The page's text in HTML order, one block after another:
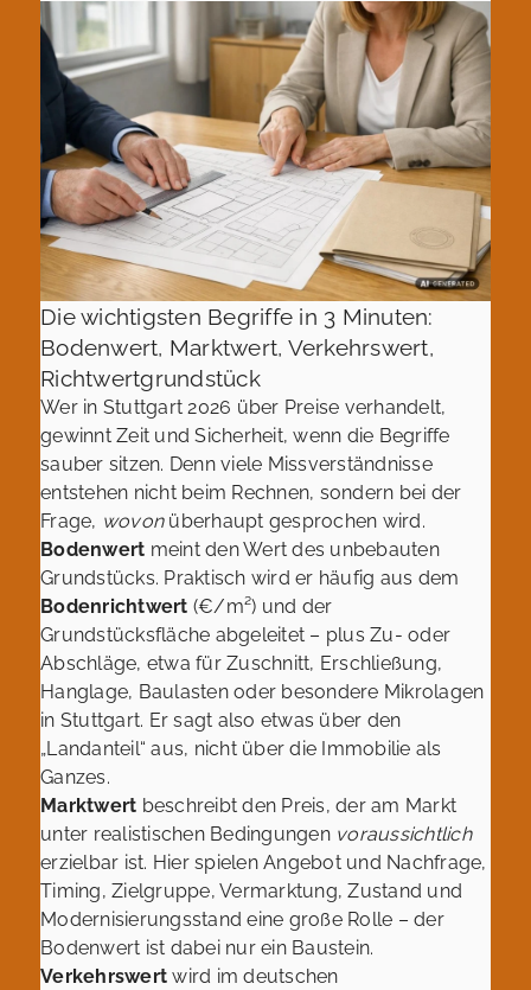
Die wichtigsten Begriffe in 3 Minuten:
Bodenwert, Marktwert, Verkehrswert,
Richtwertgrundstück
Wer in Stuttgart 2026 über Preise verhandelt,
gewinnt Zeit und Sicherheit, wenn die Begriffe
sauber sitzen. Denn viele Missverständnisse
entstehen nicht beim Rechnen, sondern bei der
Frage, wovonüberhaupt gesprochen wird.
Bodenwert meint den Wert des unbebauten
Grundstücks. Praktisch wird er häufig aus dem
Bodenrichtwert (€/m²) und der
Grundstücksfläche abgeleitet – plus Zu- oder
Abschläge, etwa für Zuschnitt, Erschließung,
Hanglage, Baulasten oder besondere Mikrolagen
in Stuttgart. Er sagt also etwas über den
„Landanteil“ aus, nicht über die Immobilie als
Ganzes.
Marktwert beschreibt den Preis, der am Markt
unter realistischen Bedingungen voraussichtlich
erzielbar ist. Hier spielen Angebot und Nachfrage,
Timing, Zielgruppe, Vermarktung, Zustand und
Modernisierungsstand eine große Rolle – der
Bodenwert ist dabei nur ein Baustein.
Verkehrswert wird im deutschen